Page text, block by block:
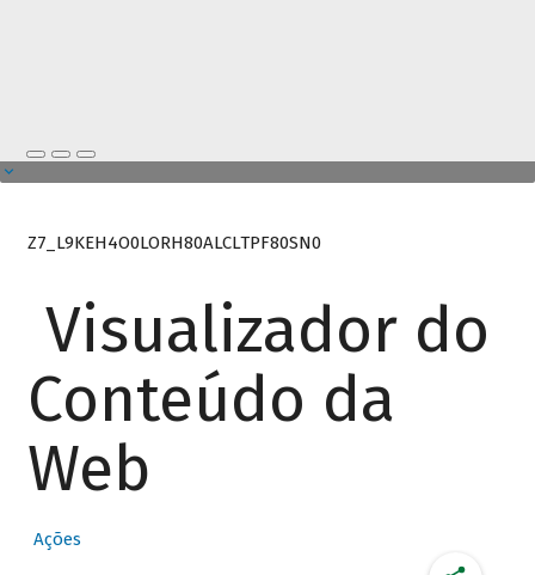
Z7_L9KEH4O0LORH80ALCLTPF80SN0
Visualizador do
Conteúdo da
Web
Ações